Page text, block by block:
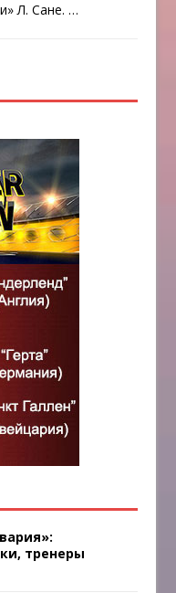
Л. Сане.…
тренеры